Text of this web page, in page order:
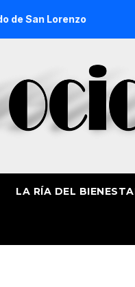
San Lorenzo de Getxo
LA RÍA DEL